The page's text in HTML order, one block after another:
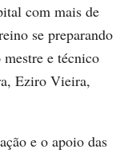
com mais de
se preparando
mestre e técnico
Eziro Vieira,
e o apoio das